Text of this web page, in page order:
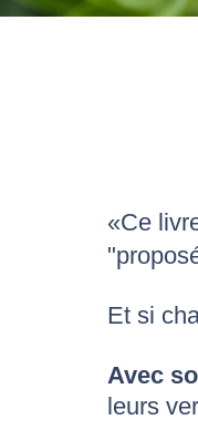
«Ce
Et si
Avec
leurs